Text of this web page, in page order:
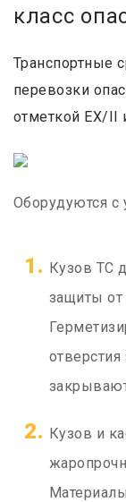
класс
Транспортные
перевозки
отметкой EX/II
Оборудуются с
Кузов ТС
защиты от
Кузов и